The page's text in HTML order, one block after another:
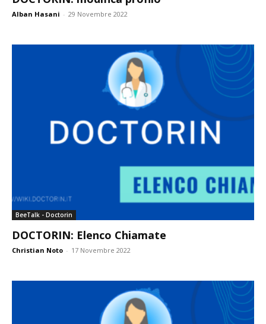
Alban Hasani - 29 Novembre 2022
BeeTalk - Doctorin
DOCTORIN: Elenco Chiamate
Christian Noto - 17 Novembre 2022